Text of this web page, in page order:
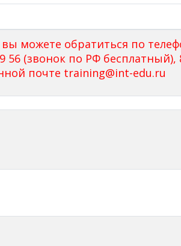
можете обратиться по
56 (звонок по РФ бесплатный),
почте training@int-edu.ru